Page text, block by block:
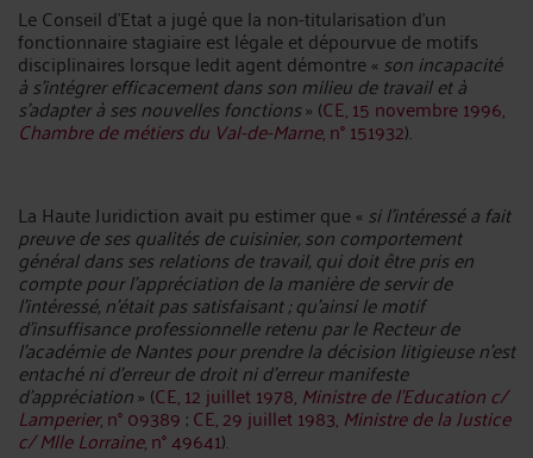
Le Conseil d’Etat a jugé quela non-titularisation d'un
fonctionnaire stagiaire est légale et dépourvue de motifs
disciplinaires lorsque ledit agent démontre « son incapacité
à s'intégrer efficacement dans son milieu de travail et à
s'adapter à ses nouvelles fonctions» (CE, 15 novembre 1996,
Chambre de métiers du Val-de-Marne, n° 151932).
La Haute Juridiction avait pu estimer que « si l'intéressé a fait
preuve de ses qualités de cuisinier, son comportement
général dans ses relations de travail, qui doit être pris en
compte pour l'appréciation de la manière de servir de
l'intéressé, n'était pas satisfaisant ; qu'ainsi le motif
d'insuffisance professionnelle retenu par le Recteur de
l'académie de Nantes pour prendre la décision litigieuse n'est
entaché ni d'erreur de droit ni d'erreur manifeste
d'appréciation» (CE, 12 juillet 1978, Ministre de l’Education c/
Lamperier, n° 09389;CE, 29 juillet 1983, Ministre de la Justice
c/ Mlle Lorraine, n° 49641).